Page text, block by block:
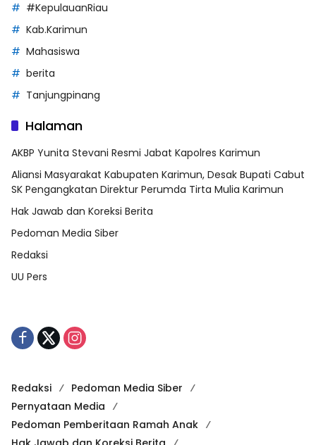
#KepulauanRiau
Kab.Karimun
Mahasiswa
berita
Tanjungpinang
Halaman
AKBP Yunita Stevani Resmi Jabat Kapolres Karimun
Aliansi Masyarakat Kabupaten Karimun, Desak Bupati Cabut
SK Pengangkatan Direktur Perumda Tirta Mulia Karimun
Hak Jawab dan Koreksi Berita
Pedoman Media Siber
Redaksi
UU Pers
Redaksi
Pedoman Media Siber
Pernyataan Media
Pedoman Pemberitaan Ramah Anak